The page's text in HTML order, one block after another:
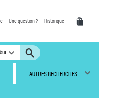
Une question ? Historique
AUTRES RECHERCHES